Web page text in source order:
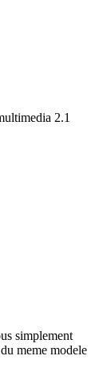
2.1
simplement
meme modele